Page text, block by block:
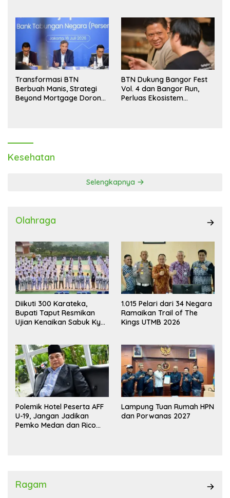
Transformasi BTN
Berbuah Manis, Strategi
Beyond Mortgage Dorong
BTN Dukung Bangor Fest
Vol. 4 dan Bangor Run,
Perluas Ekosistem
Kesehatan
Selengkapnya
Olahraga
Diikuti 300 Karateka,
Bupati Taput Resmikan
Ujian Kenaikan Sabuk Kyu
1.015 Pelari dari 34 Negara
Ramaikan Trail of The
Kings UTMB 2026
Polemik Hotel Peserta AFF
U-19, Jangan Jadikan
Pemko Medan dan Rico
Lampung Tuan Rumah HPN
dan Porwanas 2027
Ragam